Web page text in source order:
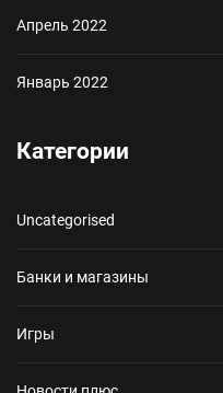
Апрель 2022
Январь 2022
Категории
Uncategorised
Банки и магазины
Игры